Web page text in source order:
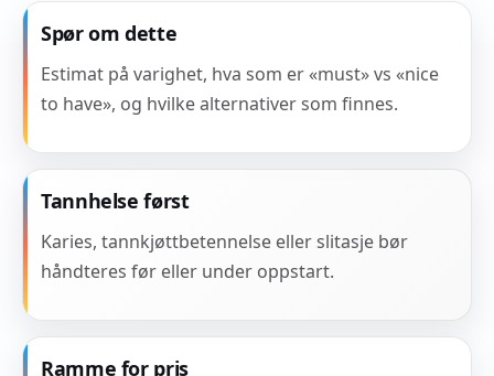
Spør om dette
Estimat på varighet, hva som er «must» vs «nice
to have», og hvilke alternativer som finnes.
Tannhelse først
Karies, tannkjøttbetennelse eller slitasje bør
håndteres før eller under oppstart.
Ramme for pris